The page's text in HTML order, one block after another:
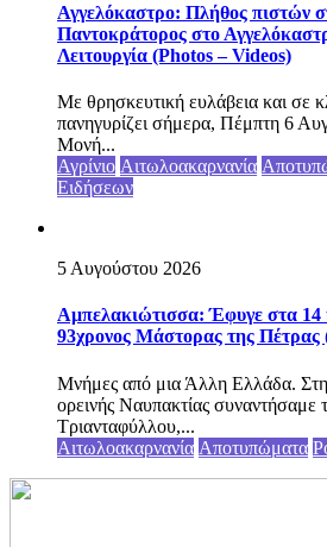
Αγγελόκαστρο: Πλήθος πιστών
Παντοκράτορος στο
Λειτουργία (Photos – Videos)
Με θρησκευτική ευλάβεια και σε
πανηγυρίζει σήμερα, Πέμπτη 6
Μονή...
Αγρίνιο Αιτωλοακαρνανία
Ειδήσεων
5 Αυγούστου 2026
Αμπελακιώτισσα: Έφυγε στα 14
93χρονος Μάστορας της Πέτρας
Μνήμες από μια Άλλη Ελλάδα.
ορεινής Ναυπακτίας
Τριανταφύλλου,...
Αιτωλοακαρνανία Αποτυπώματα